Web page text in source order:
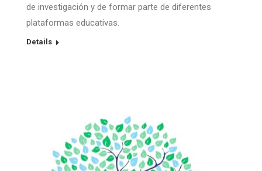
de investigación y de formar parte de diferentes
plataformas educativas.
Details